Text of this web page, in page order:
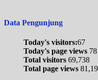
Data Pengunjung
Today's visitors:67
Today's page views 78
Total visitors 69,738
Total page views